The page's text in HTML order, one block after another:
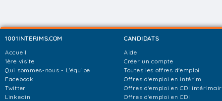
1001INTERIMS.COM
Accueil
1ère visite
Qui sommes-nous - L'équipe
Facebook
Twitter
Linkedin
CANDIDATS
Aide
Créer un compte
Toutes les offres d'emploi
Offres d'emploi en intérim
Offres d'emploi en CDI
Offres d'emploi en CDI